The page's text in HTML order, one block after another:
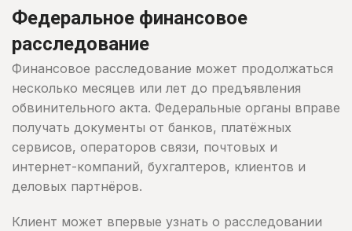
Федеральное финансовое
расследование
Финансовое расследование может продолжаться
несколько месяцев или лет до предъявления
обвинительного акта. Федеральные органы вправе
получать документы от банков, платёжных
сервисов, операторов связи, почтовых и
интернет-компаний, бухгалтеров, клиентов и
деловых партнёров.
Клиент может впервые узнать о расследовании